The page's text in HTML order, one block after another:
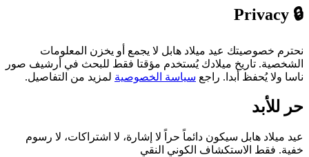
🔒 Privacy
نحترم خصوصيتك عيد ميلاد هابل لا يجمع أو يخزن المعلومات
الشخصية. تاريخ ميلادك يُستخدم مؤقتا فقط للبحث في أرشيف صور
ناسا ولا يُحفظ أبدا. راجع سياسة الخصوصية لمزيد من التفاصيل.
حر للأبد
عيد ميلاد هابل سيكون دائماً حراً لا إشارة، لا اشتراكات، لا رسوم
خفية. فقط الاستكشاف الكوني النقي